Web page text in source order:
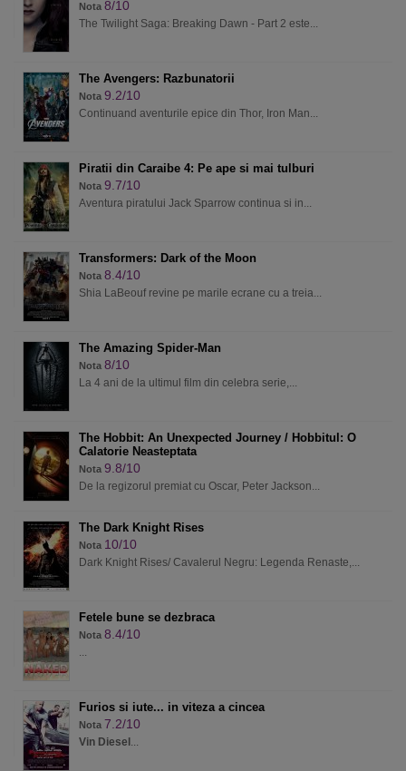
Nota 8/10
The Twilight Saga: Breaking Dawn - Part 2 este...
The Avengers: Razbunatorii
Nota 9.2/10
Continuand aventurile epice din Thor, Iron Man...
Piratii din Caraibe 4: Pe ape si mai tulburi
Nota 9.7/10
Aventura piratului Jack Sparrow continua si in...
Transformers: Dark of the Moon
Nota 8.4/10
Shia LaBeouf revine pe marile ecrane cu a treia...
The Amazing Spider-Man
Nota 8/10
La 4 ani de la ultimul film din celebra serie,...
The Hobbit: An Unexpected Journey / Hobbitul: O
Calatorie Neasteptata
Nota 9.8/10
De la regizorul premiat cu Oscar, Peter Jackson...
The Dark Knight Rises
Nota 10/10
Dark Knight Rises/ Cavalerul Negru: Legenda Renaste,...
Fetele bune se dezbraca
Nota 8.4/10
...
Furios si iute... in viteza a cincea
Nota 7.2/10
Vin Diesel ...